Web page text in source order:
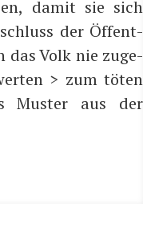
damit sie sich
der Öffent­
das Volk nie zuge­
> zum töten
Mus­ter aus der